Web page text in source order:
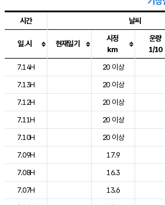
도시별 기상실황표로 지점, 날씨, 기온, 강수
시간 날씨
일.시 현재일기
시정
km
운량
1/10
7.14H
20 이상
7.13H
20 이상
7.12H
20 이상
7.11H
20 이상
7.10H
20 이상
7.09H
17.9
7.08H
16.3
7.07H
13.6